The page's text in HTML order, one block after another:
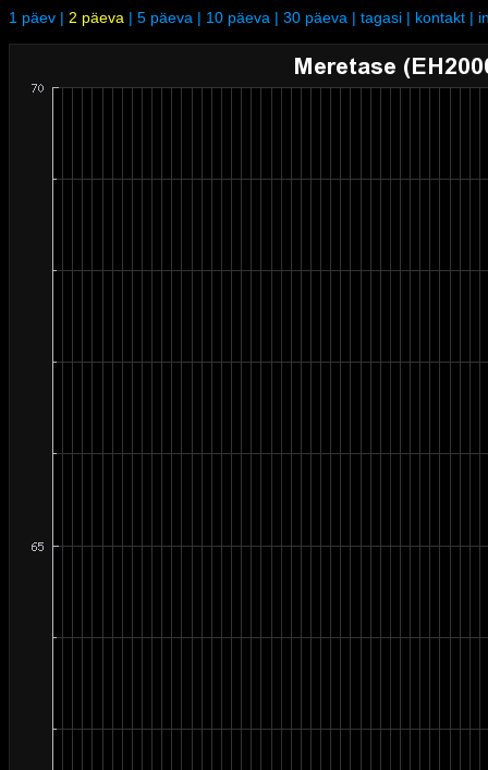
1 päev | 2 päeva | 5 päeva | 10 päeva | 30 päeva | tagasi | kontakt |